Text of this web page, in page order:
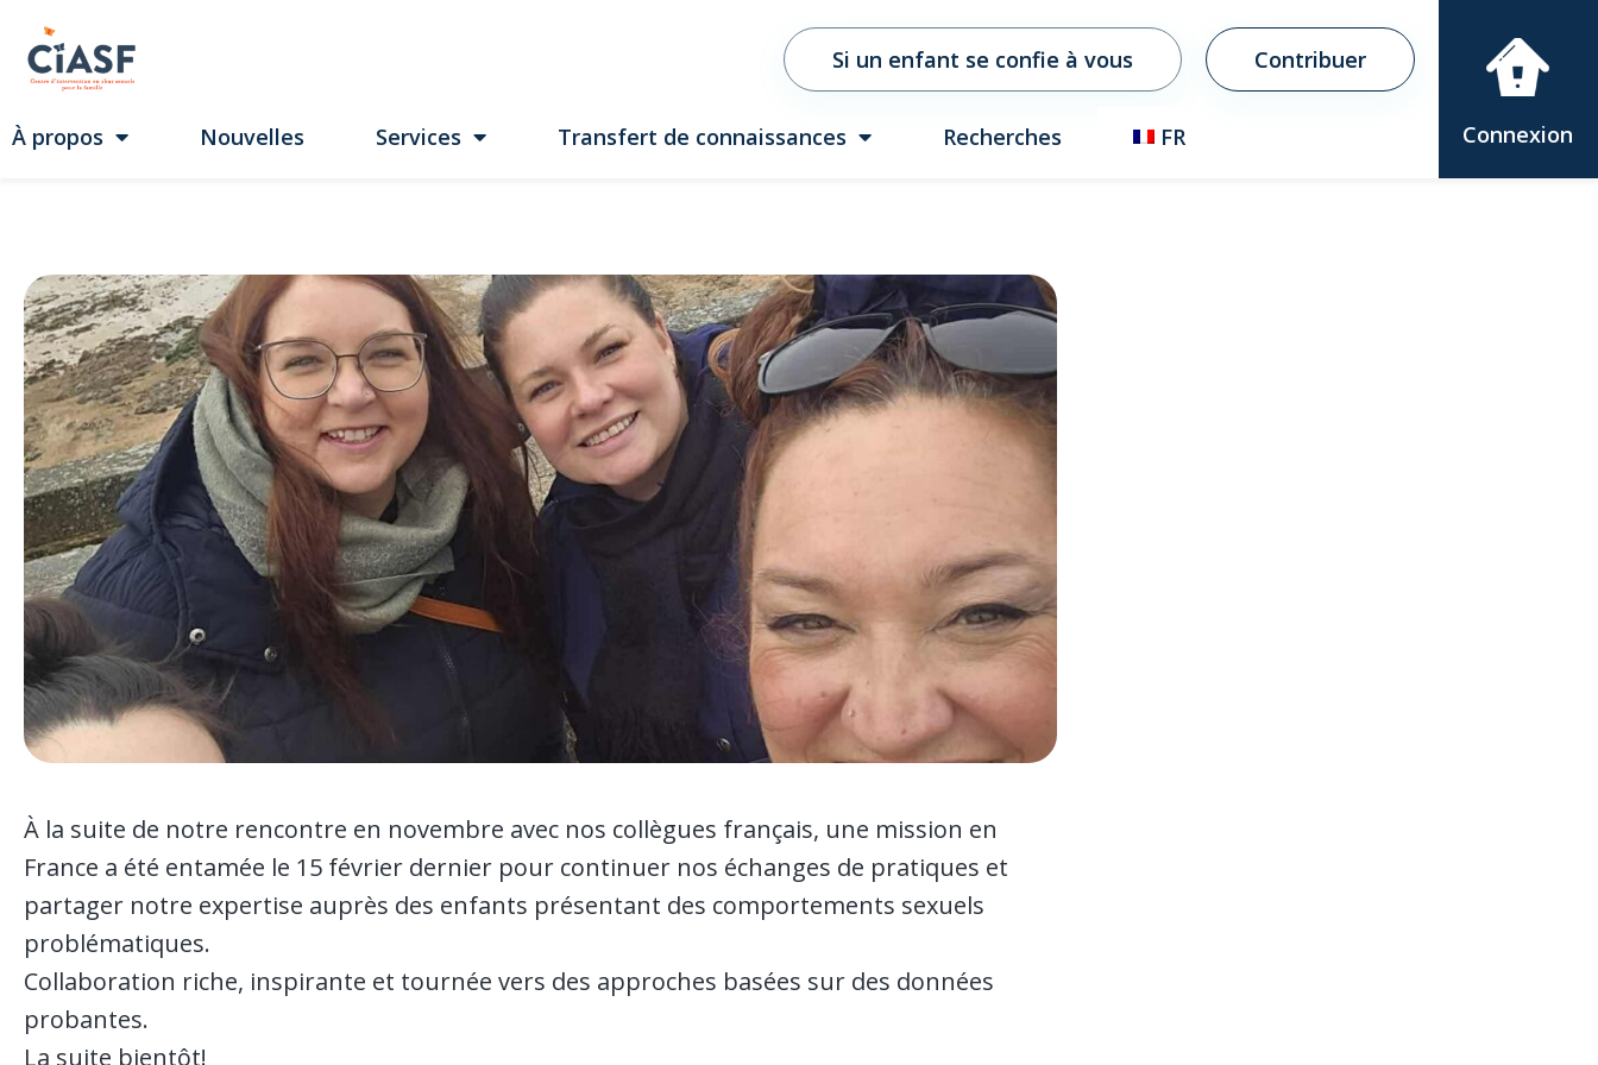
Si un enfant se confie à vous Contribuer
À propos Nouvelles Services Transfert de connaissances Recherches FR Connexion
À la suite de notre rencontre en novembre avec nos collègues français, une mission en
France a été entamée le 15 février dernier pour continuer nos échanges de pratiques et
partager notre expertise auprès des enfants présentant des comportements sexuels
problématiques.
Collaboration riche, inspirante et tournée vers des approches basées sur des données
probantes.
La suite bientôt!